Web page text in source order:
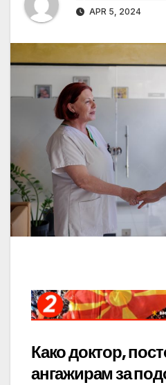
APR 5, 2024
Како доктор,
ангажирам за